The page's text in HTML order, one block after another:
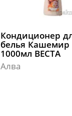
Кондиционер
белья
1000мл ВЕСТА
Алва